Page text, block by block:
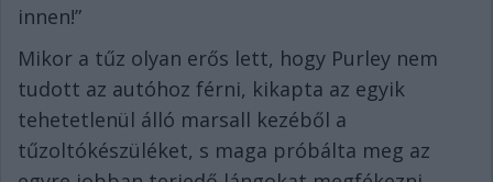
innen!”
Mikor a tűz olyan erős lett, hogy Purley nem
tudott az autóhoz férni, kikapta az egyik
tehetetlenül álló marsall kezéből a
tűzoltókészüléket, s maga próbálta meg az